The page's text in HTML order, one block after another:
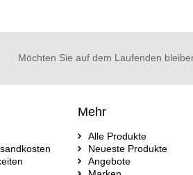
Möchten Sie auf dem Laufenden
Mehr
Alle Produkte
Neueste Produkte
Angebote